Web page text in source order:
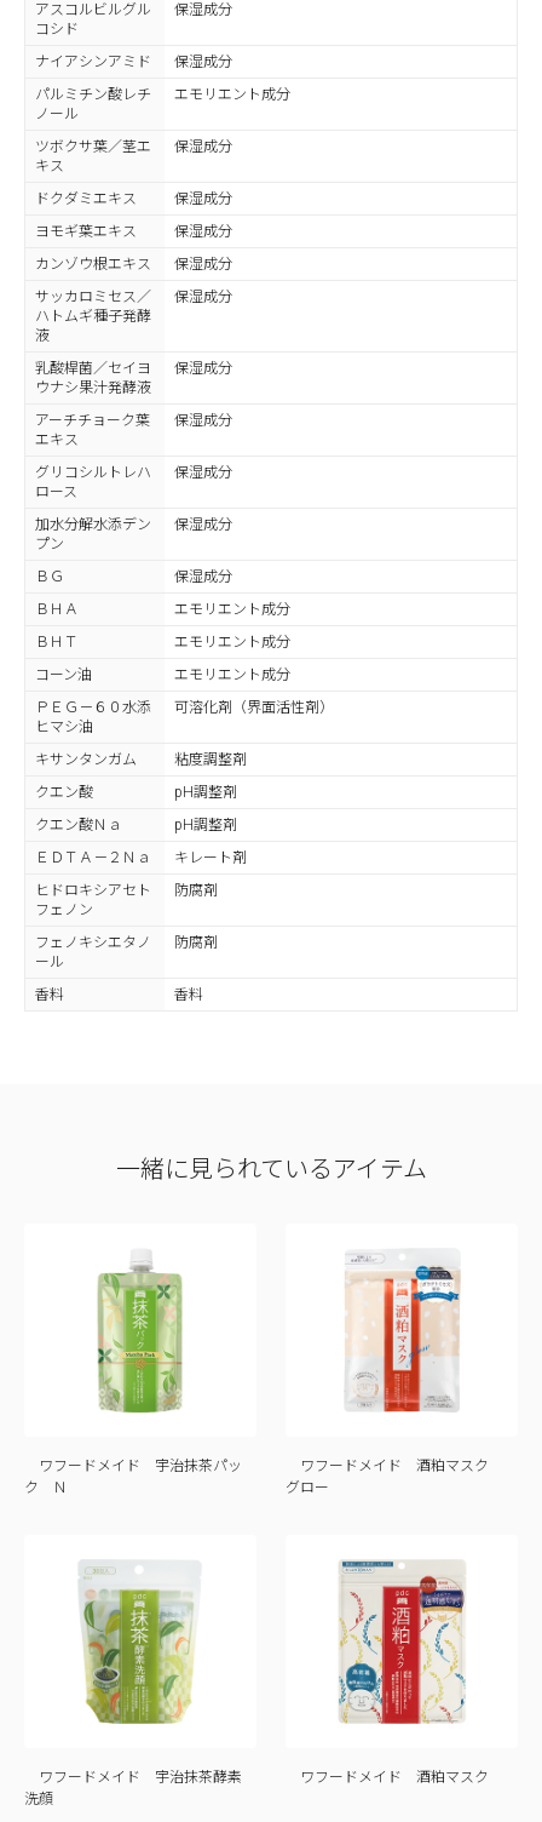
アスコルビルグル
コシド
保湿成分
ナイアシンアミド
保湿成分
パルミチン酸レチ
ノール
エモリエント成分
ツボクサ葉／茎エ
キス
保湿成分
ドクダミエキス
保湿成分
ヨモギ葉エキス
保湿成分
カンゾウ根エキス
保湿成分
サッカロミセス／
ハトムギ種子発酵
液
保湿成分
乳酸桿菌／セイヨ
ウナシ果汁発酵液
保湿成分
アーチチョーク葉
エキス
保湿成分
グリコシルトレハ
ロース
保湿成分
加水分解水添デン
プン
保湿成分
ＢＧ
保湿成分
ＢＨＡ
エモリエント成分
ＢＨＴ
エモリエント成分
コーン油
エモリエント成分
ＰＥＧ－６０水添
ヒマシ油
可溶化剤（界面活性剤）
キサンタンガム
粘度調整剤
クエン酸
pH調整剤
クエン酸Ｎａ
pH調整剤
ＥＤＴＡ－２Ｎａ
キレート剤
ヒドロキシアセト
フェノン
防腐剤
フェノキシエタノ
ール
防腐剤
香料 香料
一緒に見られているアイテム
ワフードメイド 宇治抹茶パッ
ク Ｎ
ワフードメイド 酒粕マスク
グロー
ワフードメイド 宇治抹茶酵素
洗顔
ワフードメイド 酒粕マスク